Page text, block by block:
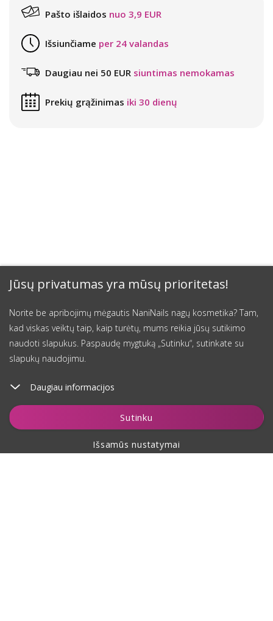
Jūsų privatumas yra mūsų prioritetas!
Norite be apribojimų mėgautis NaniNails nagų kosmetika? Tam,
kad viskas veiktų taip, kaip turėtų, mums reikia jūsų sutikimo
naudoti slapukus. Paspaudę mygtuką „Sutinku“, sutinkate su
slapukų naudojimu.
Daugiau informacijos
Sutinku
Išsamūs nustatymai
Įdėti į krepšelį
Pašto išlaidos nuo 3,9 EUR
Išsiunčiame per 24 valandas
Daugiau nei 50 EUR siuntimas nemokamas
Prekių grąžinimas iki 30 dienų